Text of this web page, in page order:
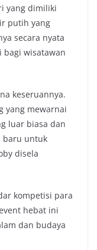
yang dimiliki
putih yang
secara nyata
wisatawan
keseruannya.
yang mewarnai
luar biasa dan
baru untuk
disela
kompetisi para
hebat ini
dan budaya